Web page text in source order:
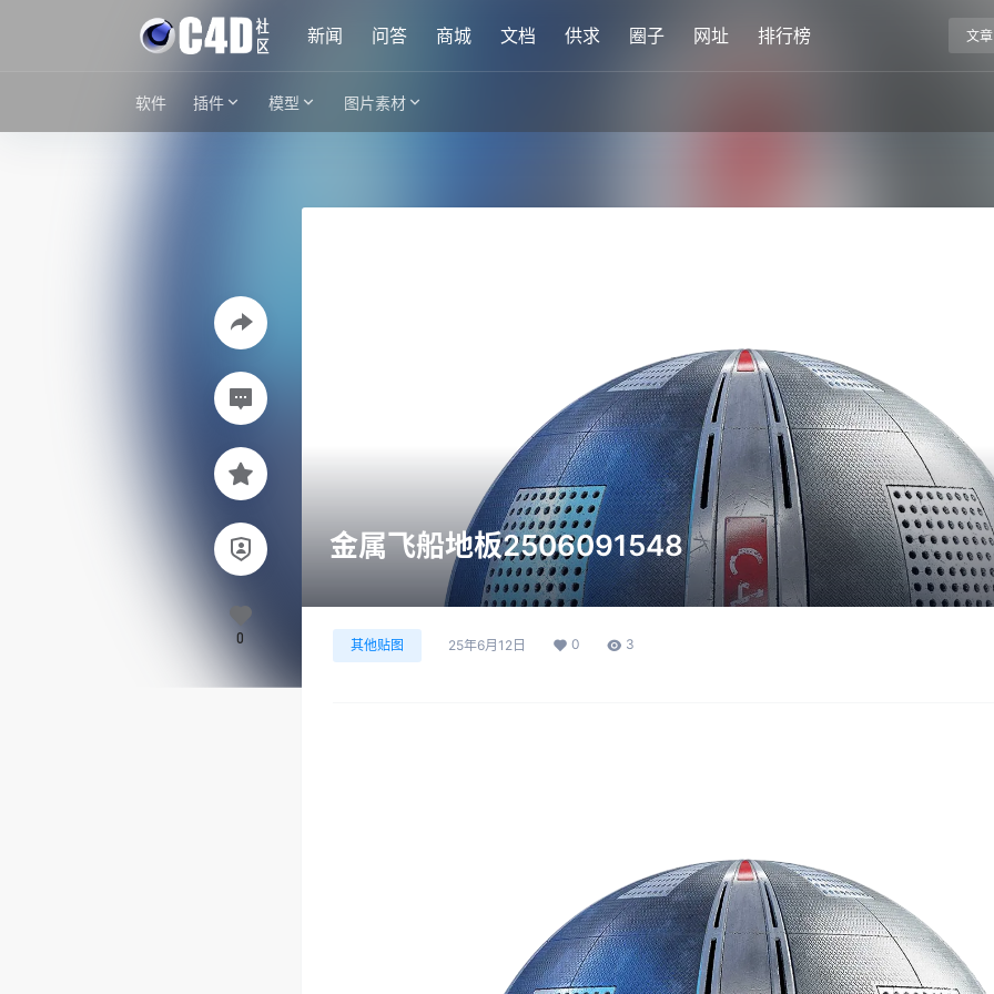
新闻 问答 商城 文档 供求 圈子 网址 排行榜 文章
软件 插件 模型 图片素材
金属飞船地板2506091548
其他贴图 25年6月12日 0 3
0